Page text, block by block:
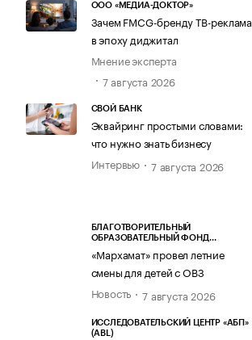
ООО «МЕДИА-ДОКТОР»
Зачем FMCG-бренду ТВ-реклама
в эпоху диджитал
Мнение эксперта
7 августа 2026
СВОЙ БАНК
Эквайринг простыми словами:
что нужно знать бизнесу
Интервью
7 августа 2026
БЛАГОТВОРИТЕЛЬНЫЙ
ОБРАЗОВАТЕЛЬНЫЙ ФОНД
«Мархамат» провел летние
смены для детей с ОВЗ
Новость
7 августа 2026
ИССЛЕДОВАТЕЛЬСКИЙ ЦЕНТР «АБП»
(ABL)